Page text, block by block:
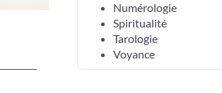
Numérologie
Spiritualité
Tarologie
Voyance